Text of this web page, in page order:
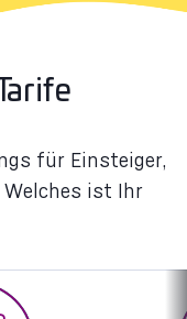
für Einsteiger,
ist Ihr